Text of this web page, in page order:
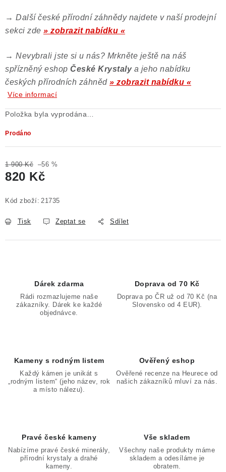
→ Další české přírodní záhnědy najdete v naší prodejní
sekci zde » zobrazit nabídku «
→ Nevybrali jste si u nás? Mrkněte ještě na náš
spřízněný eshop České Krystaly a jeho nabídku
českých přírodních záhněd » zobrazit nabídku «
Více informací
Položka byla vyprodána…
Prodáno
1 900 Kč –56 %
820 Kč
Kód zboží: 21735
Tisk Zeptat se Sdílet
Dárek zdarma
Rádi rozmazlujeme naše
zákazníky. Dárek ke každé
objednávce.
Doprava od 70 Kč
Doprava po ČR už od 70 Kč (na
Slovensko od 4 EUR).
Kameny s rodným listem
Každý kámen je unikát s
„rodným listem“ (jeho název, rok
a místo nálezu).
Ověřený eshop
Ověřené recenze na Heurece od
našich zákazníků mluví za nás.
Pravé české kameny
Nabízíme pravé české minerály,
přírodní krystaly a drahé
kameny.
Vše skladem
Všechny naše produkty máme
skladem a odesíláme je
obratem.